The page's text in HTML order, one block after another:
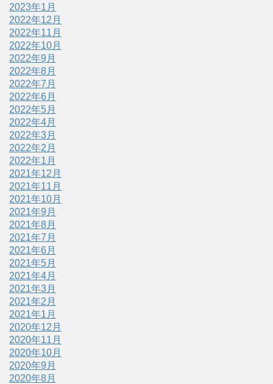
2023年1月
2022年12月
2022年11月
2022年10月
2022年9月
2022年8月
2022年7月
2022年6月
2022年5月
2022年4月
2022年3月
2022年2月
2022年1月
2021年12月
2021年11月
2021年10月
2021年9月
2021年8月
2021年7月
2021年6月
2021年5月
2021年4月
2021年3月
2021年2月
2021年1月
2020年12月
2020年11月
2020年10月
2020年9月
2020年8月